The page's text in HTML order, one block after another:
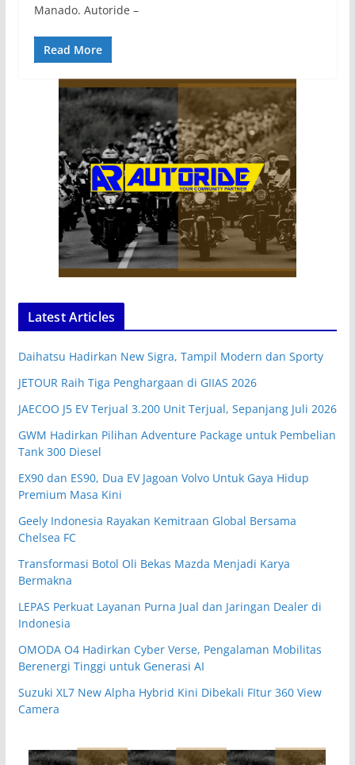
Manado. Autoride –
Read More
Latest Articles
Daihatsu Hadirkan New Sigra, Tampil Modern dan Sporty
JETOUR Raih Tiga Penghargaan di GIIAS 2026
JAECOO J5 EV Terjual 3.200 Unit Terjual, Sepanjang Juli 2026
GWM Hadirkan Pilihan Adventure Package untuk Pembelian
Tank 300 Diesel
EX90 dan ES90, Dua EV Jagoan Volvo Untuk Gaya Hidup
Premium Masa Kini
Geely Indonesia Rayakan Kemitraan Global Bersama
Chelsea FC
Transformasi Botol Oli Bekas Mazda Menjadi Karya
Bermakna
LEPAS Perkuat Layanan Purna Jual dan Jaringan Dealer di
Indonesia
OMODA O4 Hadirkan Cyber Verse, Pengalaman Mobilitas
Berenergi Tinggi untuk Generasi AI
Suzuki XL7 New Alpha Hybrid Kini Dibekali FItur 360 View
Camera